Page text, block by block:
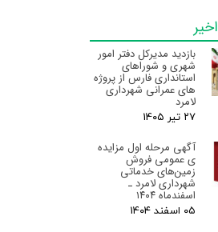
اخیر
بازدید مدیرکل دفتر امور
شهری و شوراهای
استانداری فارس از پروژه
های عمرانی شهرداری
لامرد
۲۷ تیر ۰۵
آگهی مرحله اول مزایده
ی عمومی فروش
زمین‌های خدماتی
شهرداری لامرد ـ
اسفندماه ۱۴۰۴
۰۵ اسفند ۰۴